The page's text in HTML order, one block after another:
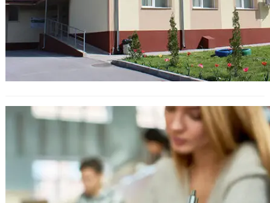
„Ти можеш повече“: Нов проект
във Варна за активиране на
младежите в гражданския живот